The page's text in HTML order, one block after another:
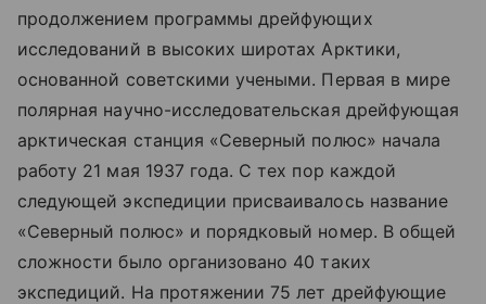
продолжением программы дрейфующих
исследований в высоких широтах Арктики,
основанной советскими учеными. Первая в мире
полярная научно-исследовательская дрейфующая
арктическая станция «Северный полюс» начала
работу 21 мая 1937 года. С тех пор каждой
следующей экспедиции присваивалось название
«Северный полюс» и порядковый номер. В общей
сложности было организовано 40 таких
экспедиций. На протяжении 75 лет дрейфующие